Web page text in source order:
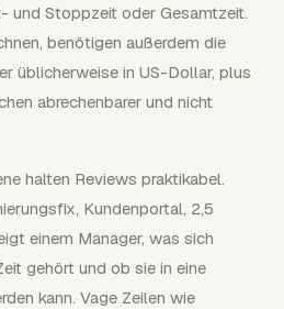
und Stoppzeit oder Gesamtzeit.
benötigen außerdem die
üblicherweise in US-Dollar, plus
abrechenbarer und nicht
halten Reviews praktikabel.
Kundenportal, 2,5
einem Manager, was sich
gehört und ob sie in eine
kann. Vage Zeilen wie